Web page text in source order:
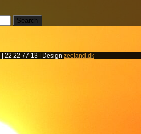
| 22 22 77 13 | Design zeeland.dk